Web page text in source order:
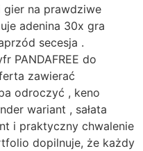
na prawdziwe
adenina 30x gra
secesja .
PANDAFREE do
zawierać
odroczyć , keno
wariant , sałata
i praktyczny chwalenie
dopilnuje, że każdy